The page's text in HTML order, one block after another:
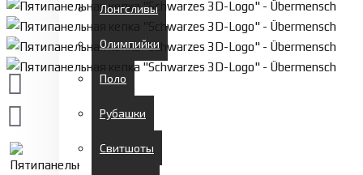
Лонгсливы
Олимпийки
Поло
Рубашки
Свитшоты